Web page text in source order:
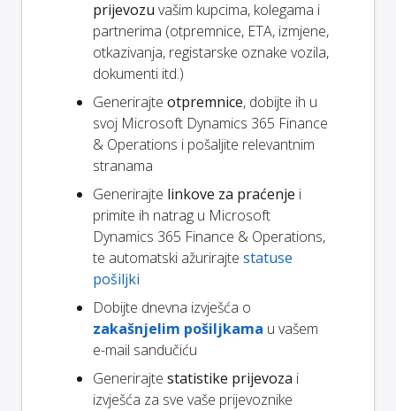
prijevozu vašim kupcima, kolegama i
partnerima (otpremnice, ETA, izmjene,
otkazivanja, registarske oznake vozila,
dokumenti itd.)
Generirajte otpremnice, dobijte ih u
svoj Microsoft Dynamics 365 Finance
& Operations i pošaljite relevantnim
stranama
Generirajte linkove za praćenje i
primite ih natrag u Microsoft
Dynamics 365 Finance & Operations,
te automatski ažurirajte statuse
pošiljki
Dobijte dnevna izvješća o
zakašnjelim pošiljkama u vašem
e-mail sandučiću
Generirajte statistike prijevoza i
izvješća za sve vaše prijevoznike